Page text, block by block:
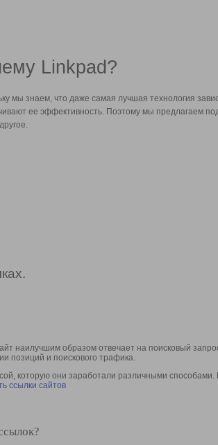
Linkpad?
мы знаем, что даже самая лучшая технология
ее эффективность. Поэтому мы предлагаем
наилучшим образом отвечает на поисковый
позиций и поискового трафика.
которую они заработали различными способами.
ссылки сайтов